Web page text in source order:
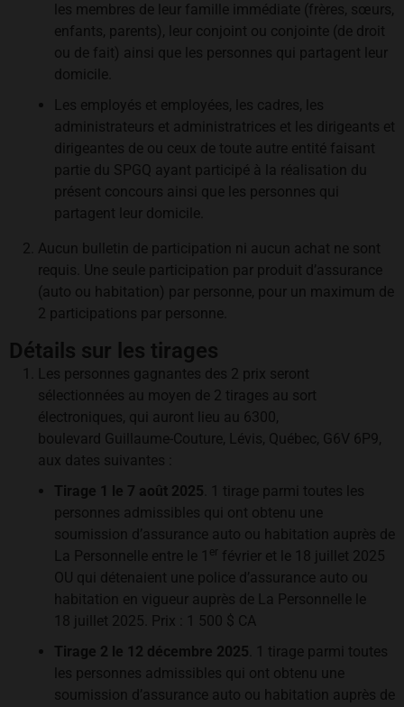
les membres de leur famille immédiate (frères, sœurs,
enfants, parents), leur conjoint ou conjointe (de droit
ou de fait) ainsi que les personnes qui partagent leur
domicile.
Les employés et employées, les cadres, les
administrateurs et administratrices et les dirigeants et
dirigeantes de ou ceux de toute autre entité faisant
partie du SPGQ ayant participé à la réalisation du
présent concours ainsi que les personnes qui
partagent leur domicile.
Aucun bulletin de participation ni aucun achat ne sont
requis. Une seule participation par produit d’assurance
(auto ou habitation) par personne, pour un maximum de
2 participations par personne.
Détails sur les tirages
Les personnes gagnantes des 2 prix seront
sélectionnées au moyen de 2 tirages au sort
électroniques, qui auront lieu au 6300,
boulevard Guillaume-Couture, Lévis, Québec, G6V 6P9,
aux dates suivantes :
Tirage 1 le 7 août 2025 . 1 tirage parmi toutes les
personnes admissibles qui ont obtenu une
soumission d’assurance auto ou habitation auprès de
La Personnelle entre le 1 er février et le 18 juillet 2025
OU qui détenaient une police d’assurance auto ou
habitation en vigueur auprès de La Personnelle le
18 juillet 2025. Prix : 1 500 $ CA
Tirage 2 le 12 décembre 2025 . 1 tirage parmi toutes
les personnes admissibles qui ont obtenu une
soumission d’assurance auto ou habitation auprès de